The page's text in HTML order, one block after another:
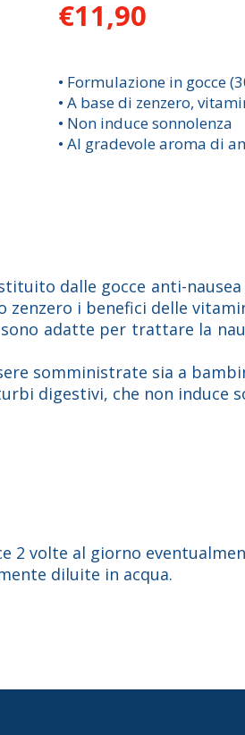
€11,90
• Formulazione in gocce
• A base di zenzero,
• Non induce sonnolenza
• Al gradevole aroma di
dalle gocce anti-nausea
i benefici delle
adatte per trattare la
somministrate sia a
digestivi, che non induce
2 volte al giorno
diluite in acqua.